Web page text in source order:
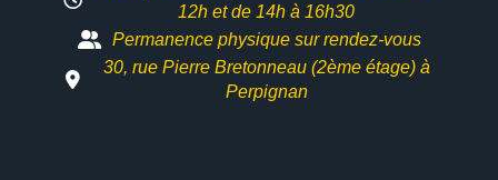
12h etde 14h à 16h30
Permanence physique sur rendez-vous
30, rue Pierre Bretonneau (2ème étage) à
Perpignan